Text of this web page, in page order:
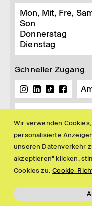
Wir verwenden
personalisierte
unseren Datenverkehr
akzeptieren" klicken,
Cookies zu. Cookie-
Mon, Mit, Fre,
Son
Donnerstag
Dienstag
Schneller Zugang
Buchhandlung
Newsletter
Impressum Politique